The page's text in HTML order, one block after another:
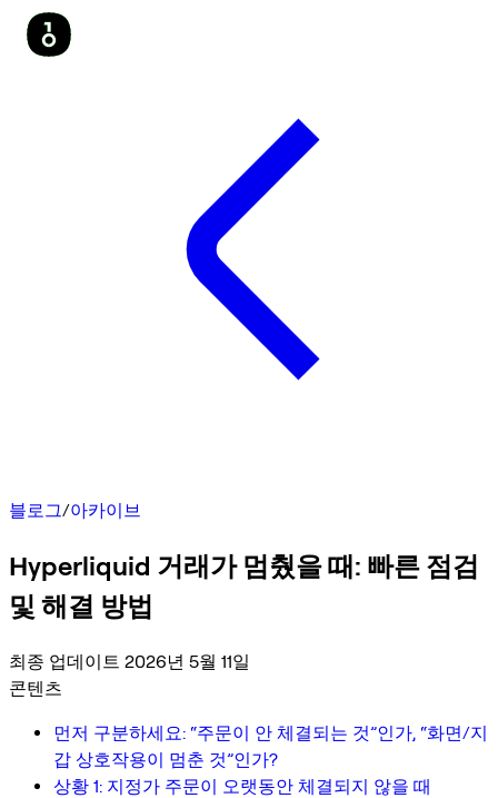
블로그/아카이브
Hyperliquid 거래가 멈췄을 때: 빠른 점검
및 해결 방법
최종 업데이트 2026년 5월 11일
콘텐츠
먼저 구분하세요: “주문이 안 체결되는 것”인가, “화면/지
갑 상호작용이 멈춘 것”인가?
상황 1: 지정가 주문이 오랫동안 체결되지 않을 때